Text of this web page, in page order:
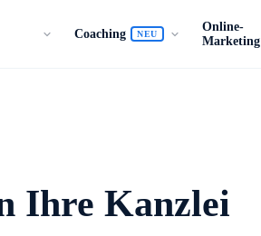
Coaching NEU
Online-
Marketing
Ihre Kanzlei